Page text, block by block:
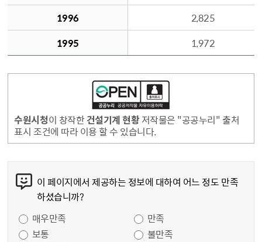
1996
2,825
1995
1,972
수원시청이 창작한 건설기계 현황저작물은 "공공누리" 출처
표시 조건에 따라 이용 할 수 있습니다.
이 페이지에서 제공하는 정보에 대하여 어느 정도 만족
하셨습니까?
매우만족
만족
보통
불만족